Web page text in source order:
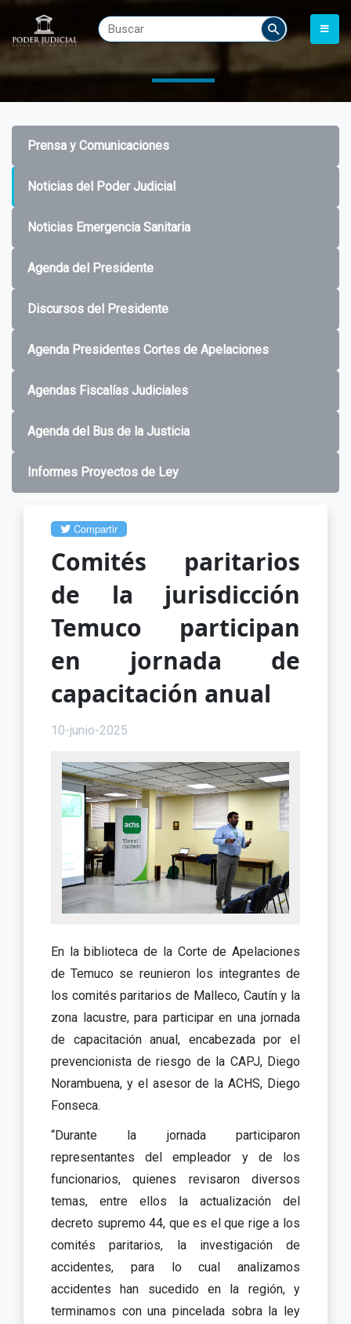
Prensa y Comunicaciones
Noticias del Poder Judicial
Noticias Emergencia Sanitaria
Agenda del Presidente
Discursos del Presidente
Agenda Presidentes Cortes de Apelaciones
Agendas Fiscalías Judiciales
Agenda del Bus de la Justicia
Informes Proyectos de Ley
Compartir
Comités paritarios
de la jurisdicción
Temuco participan
en jornada de
capacitación anual
10-junio-2025
En la biblioteca de la Corte de Apelaciones
de Temuco se reunieron los integrantes de
los comités paritarios de Malleco, Cautín y la
zona lacustre, para participar en una jornada
de capacitación anual, encabezada por el
prevencionista de riesgo de la CAPJ, Diego
Norambuena, y el asesor de la ACHS, Diego
Fonseca.
“Durante la jornada participaron
representantes del empleador y de los
funcionarios, quienes revisaron diversos
temas, entre ellos la actualización del
decreto supremo 44, que es el que rige a los
comités paritarios, la investigación de
accidentes, para lo cual analizamos
accidentes han sucedido en la región, y
terminamos con una pincelada sobra la ley